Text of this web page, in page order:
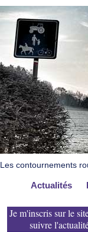
Les contournements
Actualités
Je m'inscris sur le
suivre